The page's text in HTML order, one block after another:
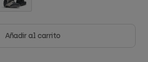
Añadir al carrito